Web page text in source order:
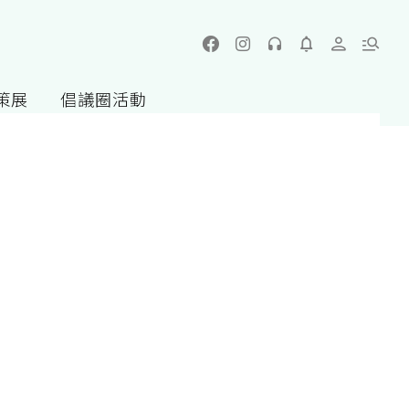
展 倡議圈活動